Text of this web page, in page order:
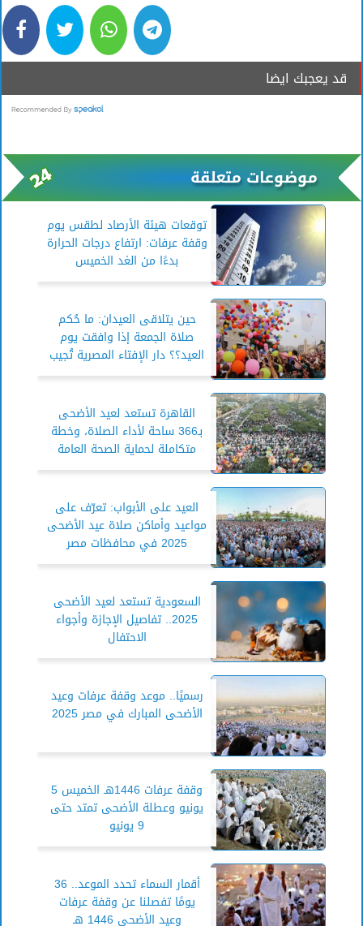
قد يعجبك ايضا
موضوعات متعلقة
توقعات هيئة الأرصاد لطقس يوم
وقفة عرفات: ارتفاع درجات الحرارة
بدءًا من الغد الخميس
حين يتلاقى العيدان: ما حُكم
صلاة الجمعة إذا وافقت يوم
العيد؟؟ دار الإفتاء المصرية تُجيب
القاهرة تستعد لعيد الأضحى
بـ366 ساحة لأداء الصلاة، وخطة
متكاملة لحماية الصحة العامة
العيد على الأبواب: تعرّف على
مواعيد وأماكن صلاة عيد الأضحى
2025 في محافظات مصر
السعودية تستعد لعيد الأضحى
2025.. تفاصيل الإجازة وأجواء
الاحتفال
رسميًا.. موعد وقفة عرفات وعيد
الأضحى المبارك في مصر 2025
وقفة عرفات 1446هـ الخميس 5
يونيو وعطلة الأضحى تمتد حتى
9 يونيو
أقمار السماء تحدد الموعد.. 36
يومًا تفصلنا عن وقفة عرفات
وعيد الأضحى 1446 هـ